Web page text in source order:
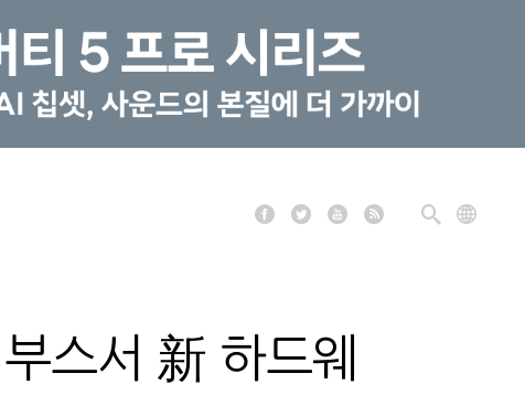
스서 新 하드웨